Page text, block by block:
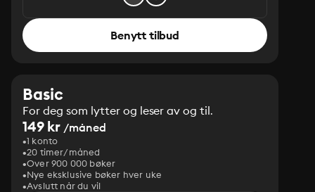
Benytt tilbud
Basic
For deg som lytter og leser av og til.
149 kr /måned
1 konto
20 timer/måned
Over 900 000 bøker
Nye eksklusive bøker hver uke
Avslutt når du vil